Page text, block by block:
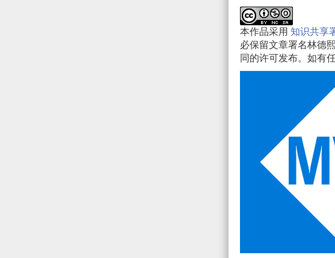
本作品采用 知识共享
必保留文章署名林德
同的许可发布。如有